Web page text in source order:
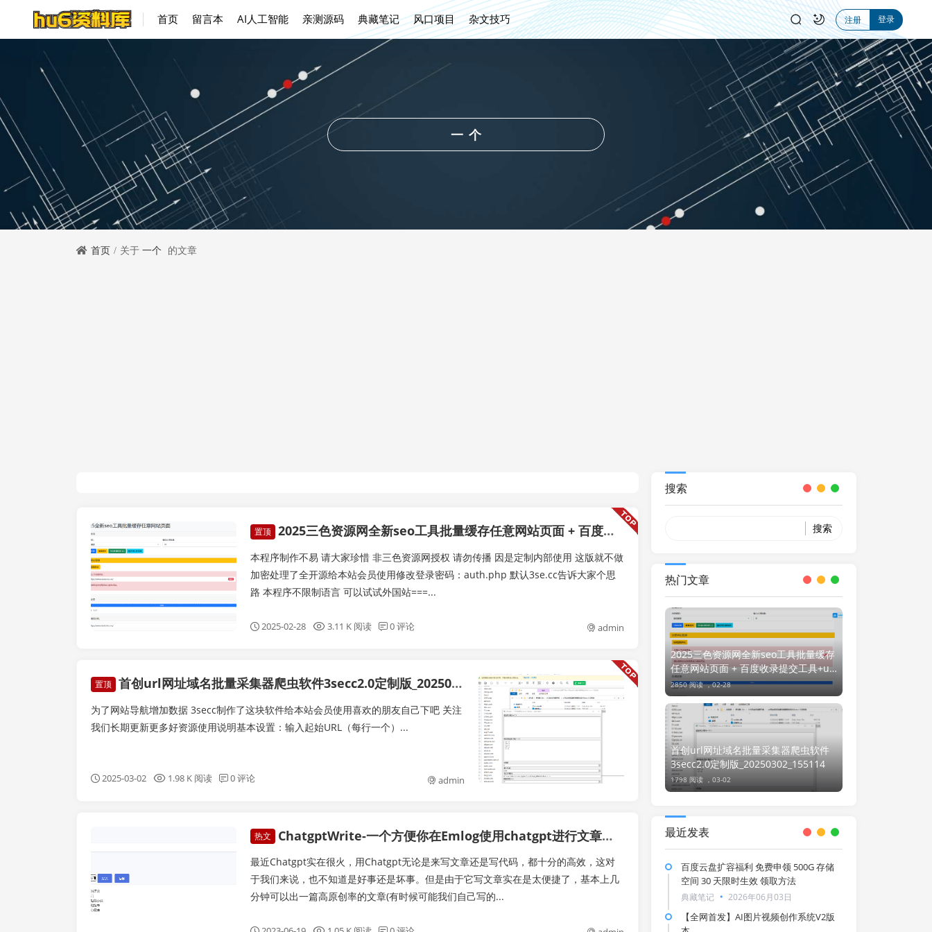
首页 留言本 AI人工智能 亲测源码 典藏笔记 风口项目 杂文技巧 注册 登录
一个
首页 关于 一个 的文章
亲测源码
置顶 2025三色资源网全新seo工具批量缓存任意网站页面 + 百度收录提交工具+url违禁词检测功能
本程序制作不易 请大家珍惜 非三色资源网授权 请勿传播 因是定制内部使用 这版就不做
加密处理了全开源给本站会员使用修改登录密码：auth.php 默认3se.cc告诉大家个思
路 本程序不限制语言 可以试试外国站===...
2025-02-28 3.11 K 阅读 0 评论 admin
亲测源码
置顶 首创url网址域名批量采集器爬虫软件3secc2.0定制版_20250302_155114
为了网站导航增加数据 3secc制作了这块软件给本站会员使用喜欢的朋友自己下吧 关注
我们长期更新更多好资源使用说明基本设置：输入起始URL（每行一个）...
2025-03-02 1.98 K 阅读 0 评论 admin
亲测源码
热文 ChatgptWrite-一个方便你在Emlog使用chatgpt进行文章创作的插件！
最近Chatgpt实在很火，用Chatgpt无论是来写文章还是写代码，都十分的高效，这对
于我们来说，也不知道是好事还是坏事。但是由于它写文章实在是太便捷了，基本上几
分钟可以出一篇高原创率的文章(有时候可能我们自己写的...
搜索
热门文章
2025三色资源网全新seo工具批量缓存
任意网站页面 + 百度收录提交工具+url
违禁词检测功能
2850 阅读 ，02-28
首创url网址域名批量采集器爬虫软件
3secc2.0定制版_20250302_155114
1798 阅读 ， 03-02
最近发表
百度云盘扩容福利 免费申领 500G 存储
空间 30 天限时生效 领取方法
典藏笔记 2026年06月03日
【全网首发】AI图片视频创作系统V2版